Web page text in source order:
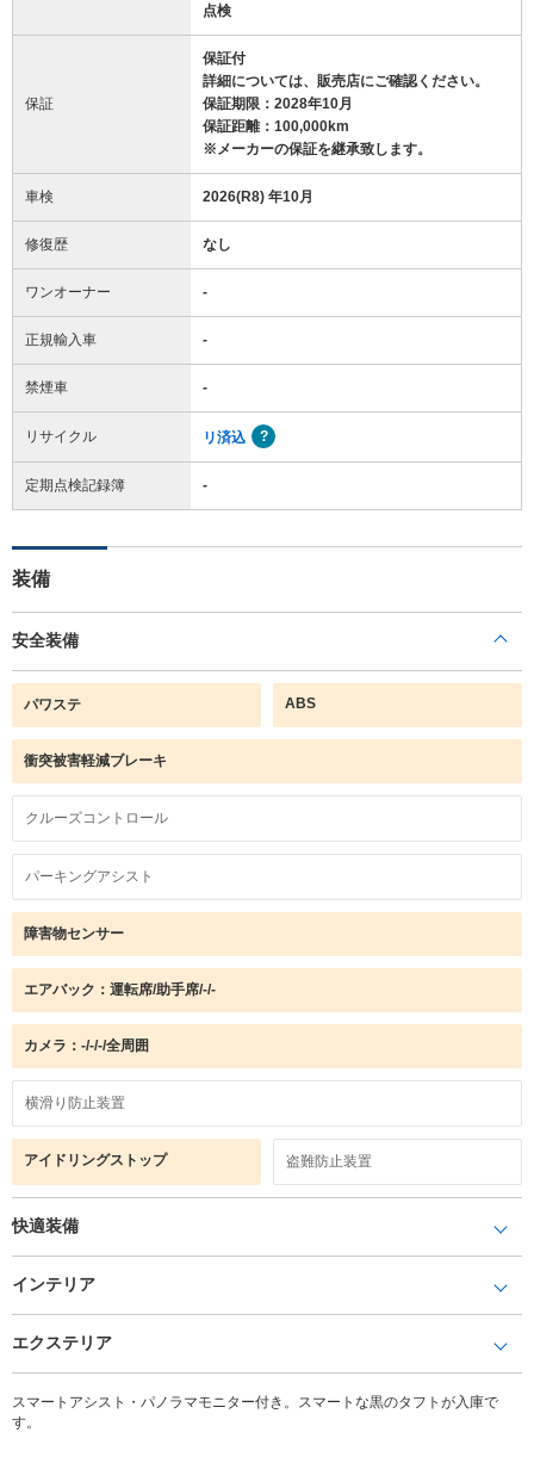
点検
保証
保証付
詳細については、販売店にご確認ください。
保証期限：2028年10月
保証距離：100,000km
※メーカーの保証を継承致します。
車検 2026(R8) 年10月
修復歴 なし
ワンオーナー -
正規輸入車 -
禁煙車 -
リサイクル リ済込
定期点検記録簿 -
装備
安全装備
パワステ ABS
衝突被害軽減ブレーキ
クルーズコントロール
パーキングアシスト
障害物センサー
エアバック：運転席/助手席/-/-
カメラ：-/-/-/全周囲
横滑り防止装置
アイドリングストップ 盗難防止装置
快適装備
インテリア
エクステリア
スマートアシスト・パノラマモニター付き。スマートな黒のタフトが入庫で
す。